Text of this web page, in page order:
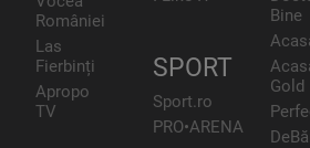
României
Las
Fierbinți
Apropo
TV
SPORT
Sport.ro
PRO•ARENA
Bine
Gold